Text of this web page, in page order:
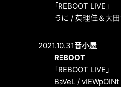
「REBOOT LIVE」
うに / 英理佳＆大
2021.10.31音小屋
REBOOT
「REBOOT LIVE」
BaVeL / vIEWpOINt